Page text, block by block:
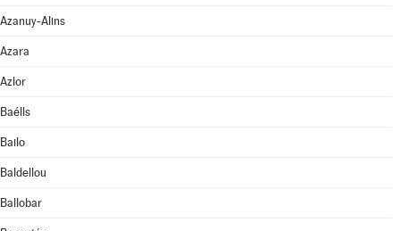
Azanuy-Alins
Azara
Azlor
Baélls
Bailo
Baldellou
Ballobar